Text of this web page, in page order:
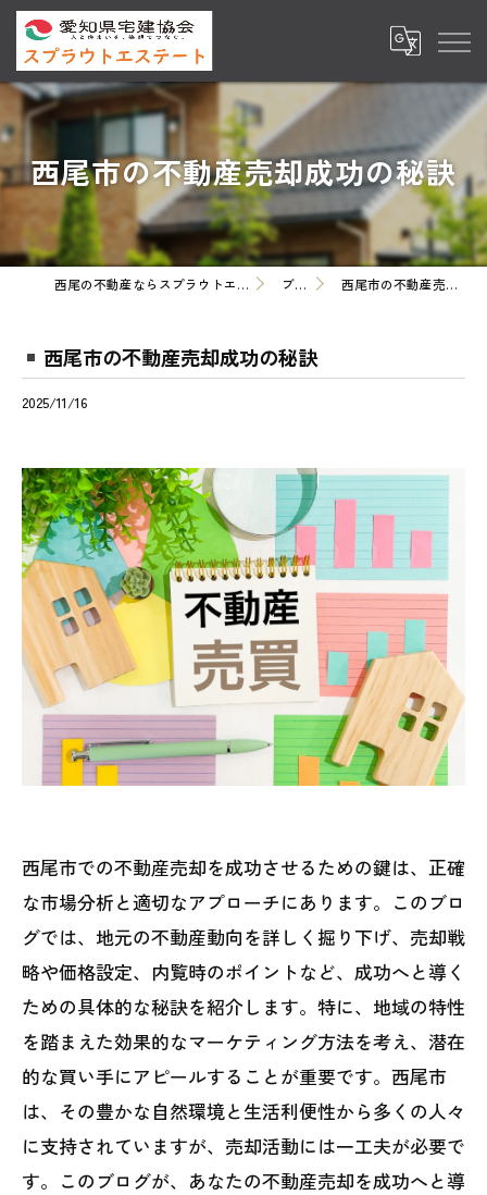
西尾市の不動産売却成功の秘訣
西尾の不動産ならスプラウトエステート株式会社 ブログ 西尾市の不動産売却成功の秘訣
西尾市の不動産売却成功の秘訣
2025/11/16
西尾市での不動産売却を成功させるための鍵は、正確
な市場分析と適切なアプローチにあります。このブロ
グでは、地元の不動産動向を詳しく掘り下げ、売却戦
略や価格設定、内覧時のポイントなど、成功へと導く
ための具体的な秘訣を紹介します。特に、地域の特性
を踏まえた効果的なマーケティング方法を考え、潜在
的な買い手にアピールすることが重要です。西尾市
は、その豊かな自然環境と生活利便性から多くの人々
に支持されていますが、売却活動には一工夫が必要で
す。このブログが、あなたの不動産売却を成功へと導